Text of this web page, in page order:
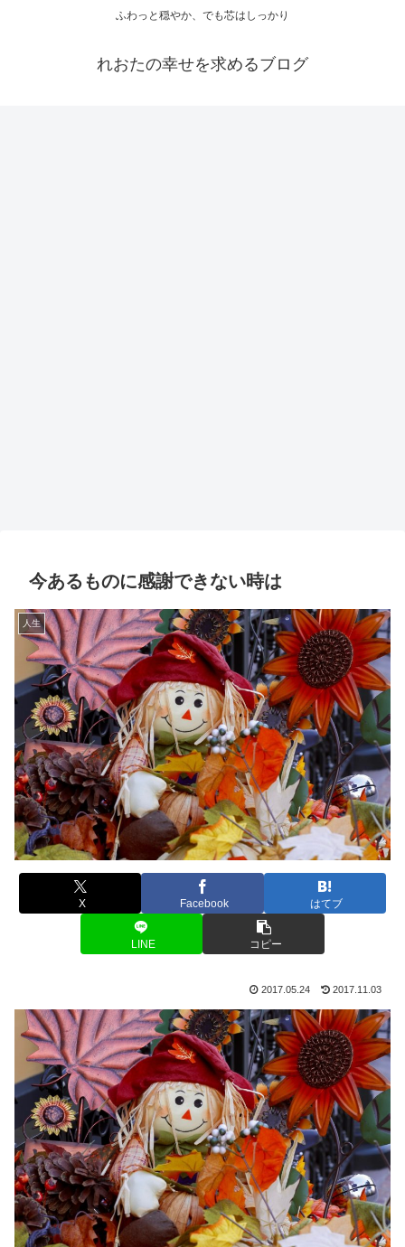
ふわっと穏やか、でも芯はしっかり
れおたの幸せを求めるブログ
今あるものに感謝できない時は
人生
X Facebook はてブ
LINE コピー
2017.05.24 2017.11.03